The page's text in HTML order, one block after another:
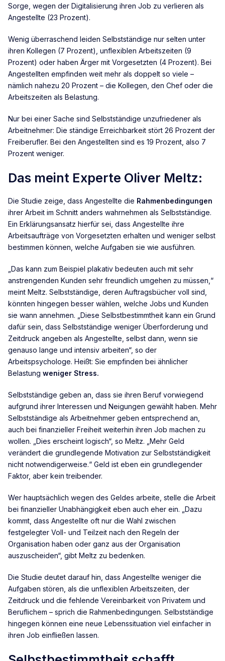
Sorge, wegen der Digitalisierung ihren Job zu verlieren als
Angestellte (23 Prozent).
Wenig überraschend leiden Selbstständige nur selten unter
ihren Kollegen (7 Prozent), unflexiblen Arbeitszeiten (9
Prozent) oder haben Ärger mit Vorgesetzten (4 Prozent). Bei
Angestellten empfinden weit mehr als doppelt so viele –
nämlich nahezu 20 Prozent – die Kollegen, den Chef oder die
Arbeitszeiten als Belastung.
Nur bei einer Sache sind Selbstständige unzufriedener als
Arbeitnehmer: Die ständige Erreichbarkeit stört 26 Prozent der
Freiberufler. Bei den Angestellten sind es 19 Prozent, also 7
Prozent weniger.
Das meint Experte Oliver Meltz:
Die Studie zeige, dass Angestellte die Rahmenbedingungen
ihrer Arbeit im Schnitt anders wahrnehmen als Selbstständige.
Ein Erklärungsansatz hierfür sei, dass Angestellte ihre
Arbeitsaufträge von Vorgesetzten erhalten und weniger selbst
bestimmen können, welche Aufgaben sie wie ausführen.
„Das kann zum Beispiel plakativ bedeuten auch mit sehr
anstrengenden Kunden sehr freundlich umgehen zu müssen,“
meint Meltz. Selbstständige, deren Auftragsbücher voll sind,
könnten hingegen besser wählen, welche Jobs und Kunden
sie wann annehmen. „Diese Selbstbestimmtheit kann ein Grund
dafür sein, dass Selbstständige weniger Überforderung und
Zeitdruck angeben als Angestellte, selbst dann, wenn sie
genauso lange und intensiv arbeiten“, so der
Arbeitspsychologe. Heißt: Sie empfinden bei ähnlicher
Belastung weniger Stress.
Selbstständige geben an, dass sie ihren Beruf vorwiegend
aufgrund ihrer Interessen und Neigungen gewählt haben. Mehr
Selbstständige als Arbeitnehmer geben entsprechend an,
auch bei finanzieller Freiheit weiterhin ihren Job machen zu
wollen. „Dies erscheint logisch“, so Meltz. „Mehr Geld
verändert die grundlegende Motivation zur Selbstständigkeit
nicht notwendigerweise.“ Geld ist eben ein grundlegender
Faktor, aber kein treibender.
Wer hauptsächlich wegen des Geldes arbeite, stelle die Arbeit
bei finanzieller Unabhängigkeit eben auch eher ein. „Dazu
kommt, dass Angestellte oft nur die Wahl zwischen
festgelegter Voll- und Teilzeit nach den Regeln der
Organisation haben oder ganz aus der Organisation
auszuscheiden“, gibt Meltz zu bedenken.
Die Studie deutet darauf hin, dass Angestellte weniger die
Aufgaben stören, als die unflexiblen Arbeitszeiten, der
Zeitdruck und die fehlende Vereinbarkeit von Privatem und
Beruflichem – sprich die Rahmenbedingungen. Selbstständige
hingegen können eine neue Lebenssituation viel einfacher in
ihren Job einfließen lassen.